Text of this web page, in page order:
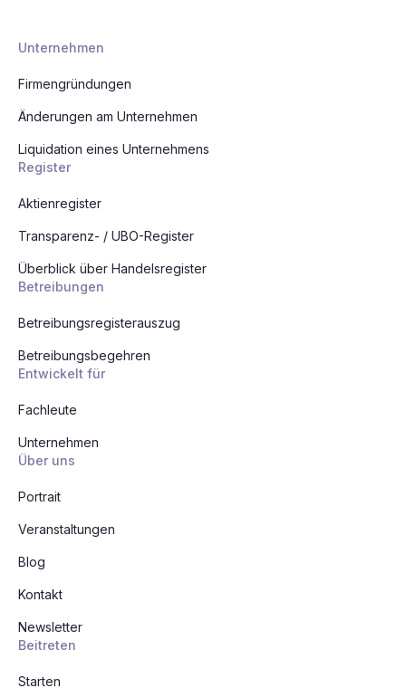
Unternehmen
Firmengründungen
Änderungen am Unternehmen
Liquidation eines Unternehmens
Register
Aktienregister
Transparenz- / UBO-Register
Überblick über Handelsregister
Betreibungen
Betreibungsregisterauszug
Betreibungsbegehren
Entwickelt für
Fachleute
Unternehmen
Über uns
Portrait
Veranstaltungen
Blog
Kontakt
Newsletter
Beitreten
Starten